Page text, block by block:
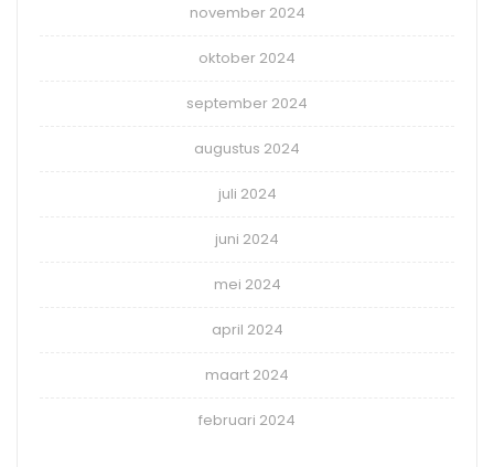
november 2024
oktober 2024
september 2024
augustus 2024
juli 2024
juni 2024
mei 2024
april 2024
maart 2024
februari 2024